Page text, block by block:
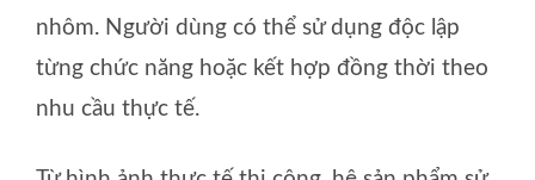
nhôm. Người dùng có thể sử dụng độc lập
từng chức năng hoặc kết hợp đồng thời theo
nhu cầu thực tế.